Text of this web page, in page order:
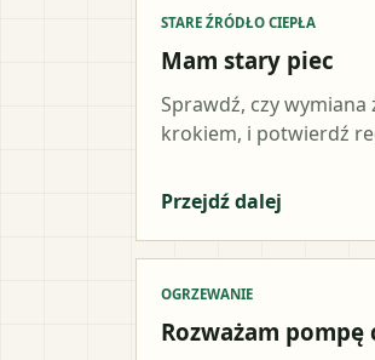
STARE ŹRÓDŁO CIEPŁA
Mam stary piec
Sprawdź, czy wymiana
krokiem, i potwierdź
Przejdź dalej
OGRZEWANIE
Rozważam pompę